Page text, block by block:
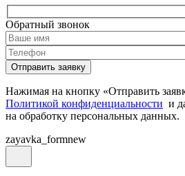
Обратный звонок
Нажимая на кнопку «Отправить
Политикой конфиденциальности и
на обработку персональных данных.
zayavka_formnew